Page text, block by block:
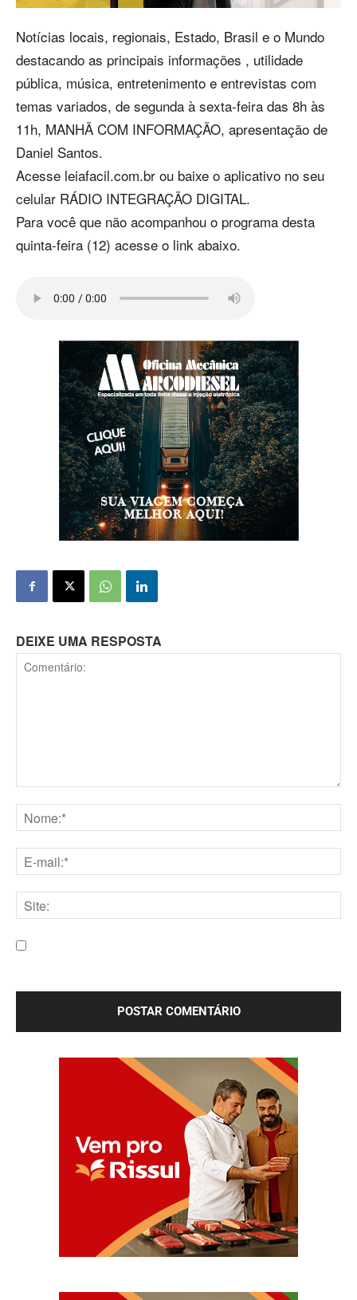
Notícias locais, regionais, Estado, Brasil e o Mundo
destacando as principais informações , utilidade
pública, música, entretenimento e entrevistas com
temas variados, de segunda à sexta-feira das 8h às
11h, MANHÃ COM INFORMAÇÃO, apresentação de
Daniel Santos.
Acesse leiafacil.com.br ou baixe o aplicativo no seu
celular RÁDIO INTEGRAÇÃO DIGITAL.
Para você que não acompanhou o programa desta
quinta-feira (12) acesse o link abaixo.
DEIXE UMA RESPOSTA
mail:*